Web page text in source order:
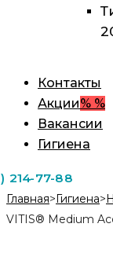
Контакты
Акции% %
Вакансии
Гигиена
214-77-88
Главная> Гигиена>
VITIS® Medium